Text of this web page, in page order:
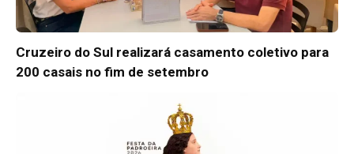
Cruzeiro do Sul realizará casamento coletivo para
200 casais no fim de setembro